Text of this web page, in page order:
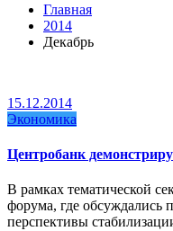
Главная
2014
Декабрь
15.12.2014
Экономика
Центробанк
В рамках тематической
форума, где обсуждались
перспективы